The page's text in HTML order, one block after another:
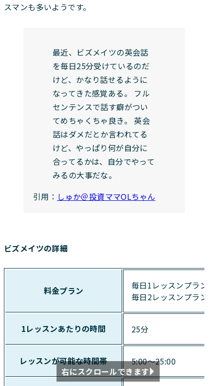
スマンも多いようです。
最近、ビズメイツの英会話
を毎日25分受けているのだ
けど、かなり話せるように
なってきた感覚ある。 フル
センテンスで話す癖がつい
てめちゃくちゃ良き。 英会
話はダメだとか言われてる
けど、やっぱり何が自分に
合ってるかは、自分でやって
みるの大事だな。
引用： しゅか＠投資ママOLちゃん
ビズメイツの詳細
料金プラン
毎日1レッスンプラン
毎日2レッスンプラン
1レッスンあたりの時間 25分
レッスンが可能な時間帯 5:00～25:00
右にスクロールできます